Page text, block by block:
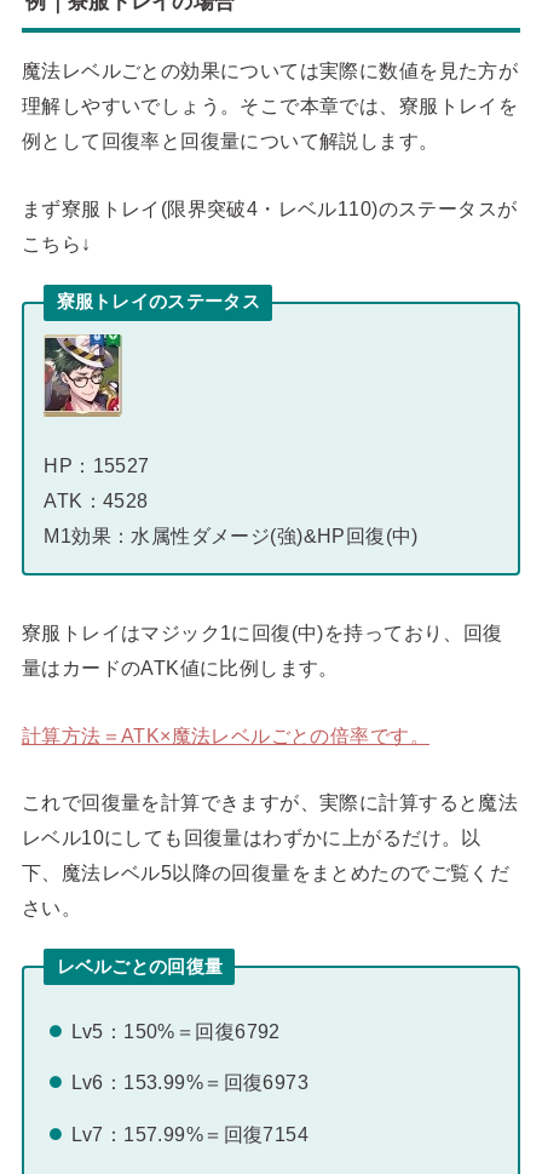
魔法レベルごとの効果については実際に数値を見た方が
理解しやすいでしょう。そこで本章では、寮服トレイを
例として回復率と回復量について解説します。
まず寮服トレイ(限界突破4・レベル110)のステータスが
こちら↓
寮服トレイのステータス
HP：15527
ATK：4528
M1効果：水属性ダメージ(強)&HP回復(中)
寮服トレイはマジック1に回復(中)を持っており、回復
量はカードのATK値に比例します。
計算方法＝ATK×魔法レベルごとの倍率です。
これで回復量を計算できますが、実際に計算すると魔法
レベル10にしても回復量はわずかに上がるだけ。以
下、魔法レベル5以降の回復量をまとめたのでご覧くだ
さい。
レベルごとの回復量
Lv5：150%＝回復6792
Lv6：153.99%＝回復6973
Lv7：157.99%＝回復7154